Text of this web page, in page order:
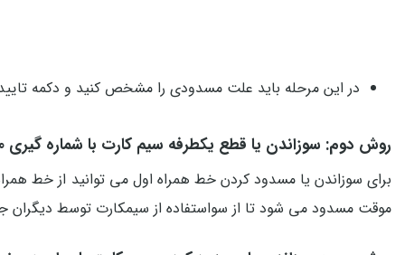
در این مرحله باید علت مسدودی را مشخص کنید و دکمه
روش دوم: سوزاندن یا قطع یکطرفه سیم کارت با شماره گیری 9990
موقت مسدود می شود تا از سواستفاده از سیمکارت توسط دیگران